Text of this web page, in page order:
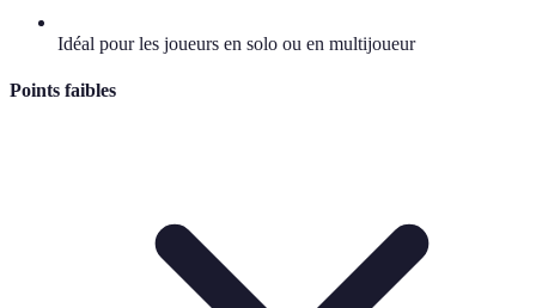
Idéal pour les joueurs en solo ou en multijoueur
Points faibles